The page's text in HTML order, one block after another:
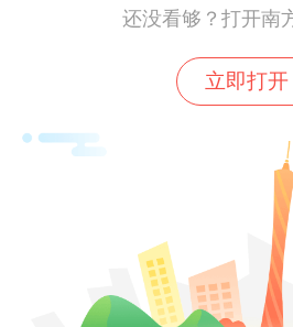
观众的热情引爆了这个专
期，参展商也不遑多让。
在一楼游戏展区内，西
台，数米高的“龙渊”半身
着极具压迫感的机甲造型
还没看够？打开南
立即打开